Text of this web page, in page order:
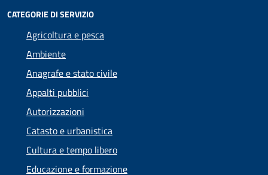
CATEGORIE DI SERVIZIO
Agricoltura e pesca
Ambiente
Anagrafe e stato civile
Appalti pubblici
Autorizzazioni
Catasto e urbanistica
Cultura e tempo libero
Educazione e formazione